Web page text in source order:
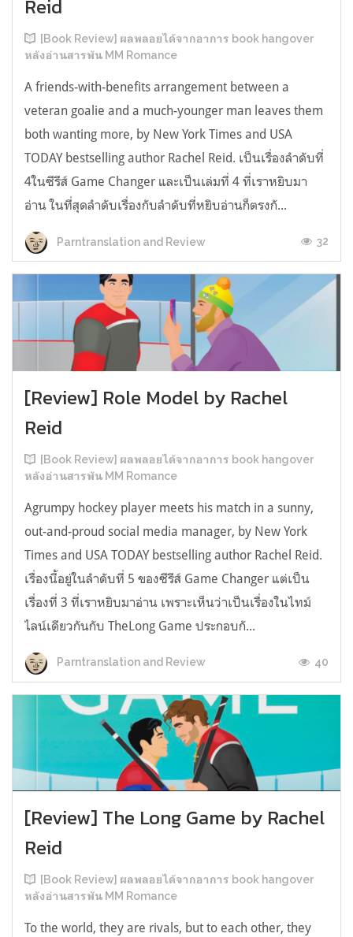
Reid
[Book Review] ผลพลอยได้จากอาการ book hangover
หลังอ่านสารพัน MM Romance
A friends-with-benefits arrangement between a
veteran goalie and a much-younger man leaves them
both wanting more, by New York Times and USA
TODAY bestselling author Rachel Reid. เป็นเรื่องลำดับที่
4ในซีรีส์ Game Changer และเป็นเล่มที่ 4 ที่เราหยิบมา
อ่าน ในที่สุดลำดับเรื่องกับลำดับที่หยิบอ่านก็ตรงกั...
Parntranslation and Review 32
[Review] Role Model by Rachel
Reid
[Book Review] ผลพลอยได้จากอาการ book hangover
หลังอ่านสารพัน MM Romance
Agrumpy hockey player meets his match in a sunny,
out-and-proud social media manager, by New York
Times and USA TODAY bestselling author Rachel Reid.
เรื่องนี้อยู่ในลำดับที่ 5 ของซีรีส์ Game Changer แต่เป็น
เรื่องที่ 3 ที่เราหยิบมาอ่าน เพราะเห็นว่าเป็นเรื่องในไทม์
ไลน์เดียวกันกับ TheLong Game ประกอบกั...
Parntranslation and Review 40
[Review] The Long Game by Rachel
Reid
[Book Review] ผลพลอยได้จากอาการ book hangover
หลังอ่านสารพัน MM Romance
To the world, they are rivals, but to each other, they